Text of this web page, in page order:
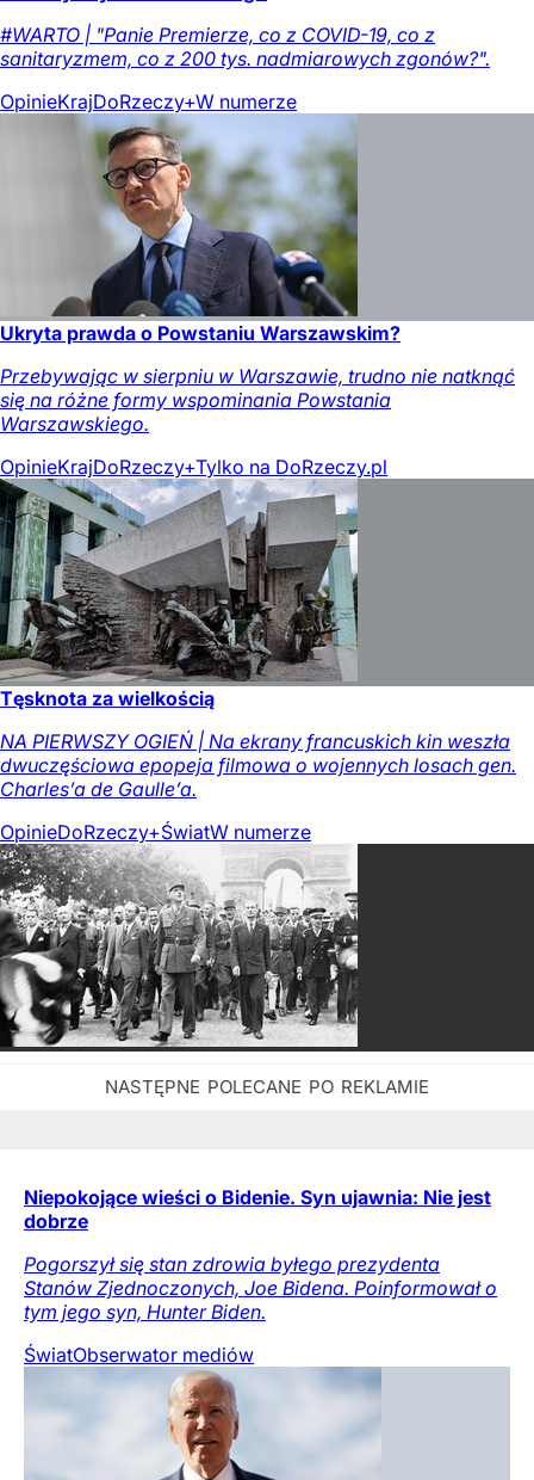
#WARTO | "Panie Premierze, co z COVID-19, co z
sanitaryzmem, co z 200 tys. nadmiarowych zgonów?".
OpinieKrajDoRzeczy+W numerze
Ukryta prawda o Powstaniu Warszawskim?
Przebywając w sierpniu w Warszawie, trudno nie natknąć
się na różne formy wspominania Powstania
Warszawskiego.
OpinieKrajDoRzeczy+Tylko na DoRzeczy.pl
Tęsknota za wielkością
NA PIERWSZY OGIEŃ | Na ekrany francuskich kin weszła
dwuczęściowa epopeja filmowa o wojennych losach gen.
Charles’a de Gaulle’a.
OpinieDoRzeczy+ŚwiatW numerze
Niepokojące wieści o Bidenie. Syn ujawnia: Nie jest
dobrze
Pogorszył się stan zdrowia byłego prezydenta
Stanów Zjednoczonych, Joe Bidena. Poinformował o
tym jego syn, Hunter Biden.
ŚwiatObserwator mediów